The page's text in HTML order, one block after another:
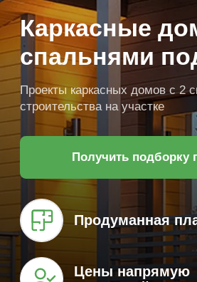
Проекты каркасных домов с 2 спальнями для
строительства на участке
Продуманная планировка
от застройщика
Индивидуальное
проектирование
Прозрачная смета
до начала строительства
Получить подборку проектов